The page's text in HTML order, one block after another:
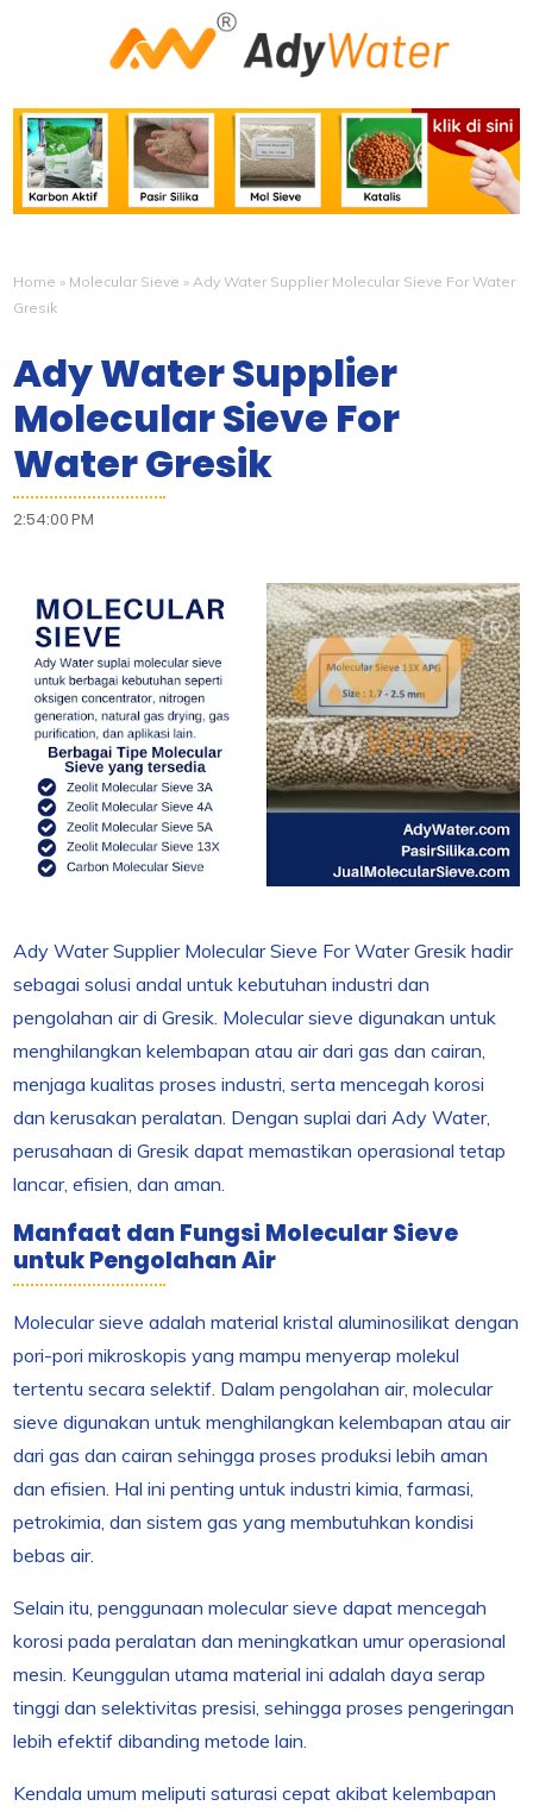
Home » Molecular Sieve » Ady Water Supplier Molecular Sieve For Water
Gresik
Ady Water Supplier
Molecular Sieve For
Water Gresik
2:54:00 PM
Ady Water Supplier Molecular Sieve For Water Gresik hadir
sebagai solusi andal untuk kebutuhan industri dan
pengolahan air di Gresik. Molecular sieve digunakan untuk
menghilangkan kelembapan atau air dari gas dan cairan,
menjaga kualitas proses industri, serta mencegah korosi
dan kerusakan peralatan. Dengan suplai dari Ady Water,
perusahaan di Gresik dapat memastikan operasional tetap
lancar, efisien, dan aman.
Manfaat dan Fungsi Molecular Sieve
untuk Pengolahan Air
Molecular sieve adalah material kristal aluminosilikat dengan
pori-pori mikroskopis yang mampu menyerap molekul
tertentu secara selektif. Dalam pengolahan air, molecular
sieve digunakan untuk menghilangkan kelembapan atau air
dari gas dan cairan sehingga proses produksi lebih aman
dan efisien. Hal ini penting untuk industri kimia, farmasi,
petrokimia, dan sistem gas yang membutuhkan kondisi
bebas air.
Selain itu, penggunaan molecular sieve dapat mencegah
korosi pada peralatan dan meningkatkan umur operasional
mesin. Keunggulan utama material ini adalah daya serap
tinggi dan selektivitas presisi, sehingga proses pengeringan
lebih efektif dibanding metode lain.
Kendala umum meliputi saturasi cepat akibat kelembapan